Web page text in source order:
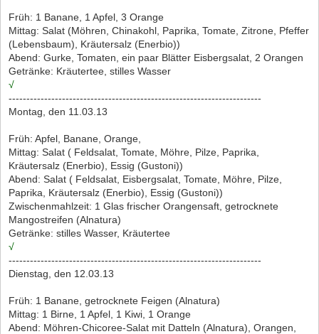
Früh: 1 Banane, 1 Apfel, 3 Orange
Mittag: Salat (Möhren, Chinakohl, Paprika, Tomate, Zitrone, Pfeffer
(Lebensbaum), Kräutersalz (Enerbio))
Abend: Gurke, Tomaten, ein paar Blätter Eisbergsalat, 2 Orangen
Getränke: Kräutertee, stilles Wasser
√
-----------------------------------------------------------------------
Montag, den 11.03.13
Früh: Apfel, Banane, Orange,
Mittag: Salat ( Feldsalat, Tomate, Möhre, Pilze, Paprika,
Kräutersalz (Enerbio), Essig (Gustoni))
Abend: Salat ( Feldsalat, Eisbergsalat, Tomate, Möhre, Pilze,
Paprika, Kräutersalz (Enerbio), Essig (Gustoni))
Zwischenmahlzeit: 1 Glas frischer Orangensaft, getrocknete
Mangostreifen (Alnatura)
Getränke: stilles Wasser, Kräutertee
√
-----------------------------------------------------------------------
Dienstag, den 12.03.13
Früh: 1 Banane, getrocknete Feigen (Alnatura)
Mittag: 1 Birne, 1 Apfel, 1 Kiwi, 1 Orange
Abend: Möhren-Chicoree-Salat mit Datteln (Alnatura), Orangen,